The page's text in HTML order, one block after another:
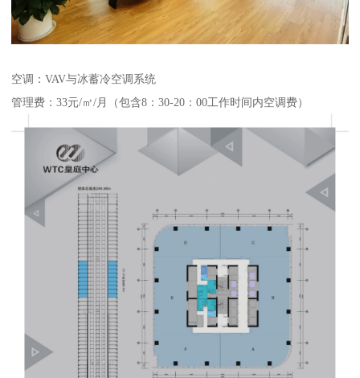
空调：VAV与冰蓄冷空调系统
管理费：33元/㎡/月（包含8：30-20：00工作时间内空调费）